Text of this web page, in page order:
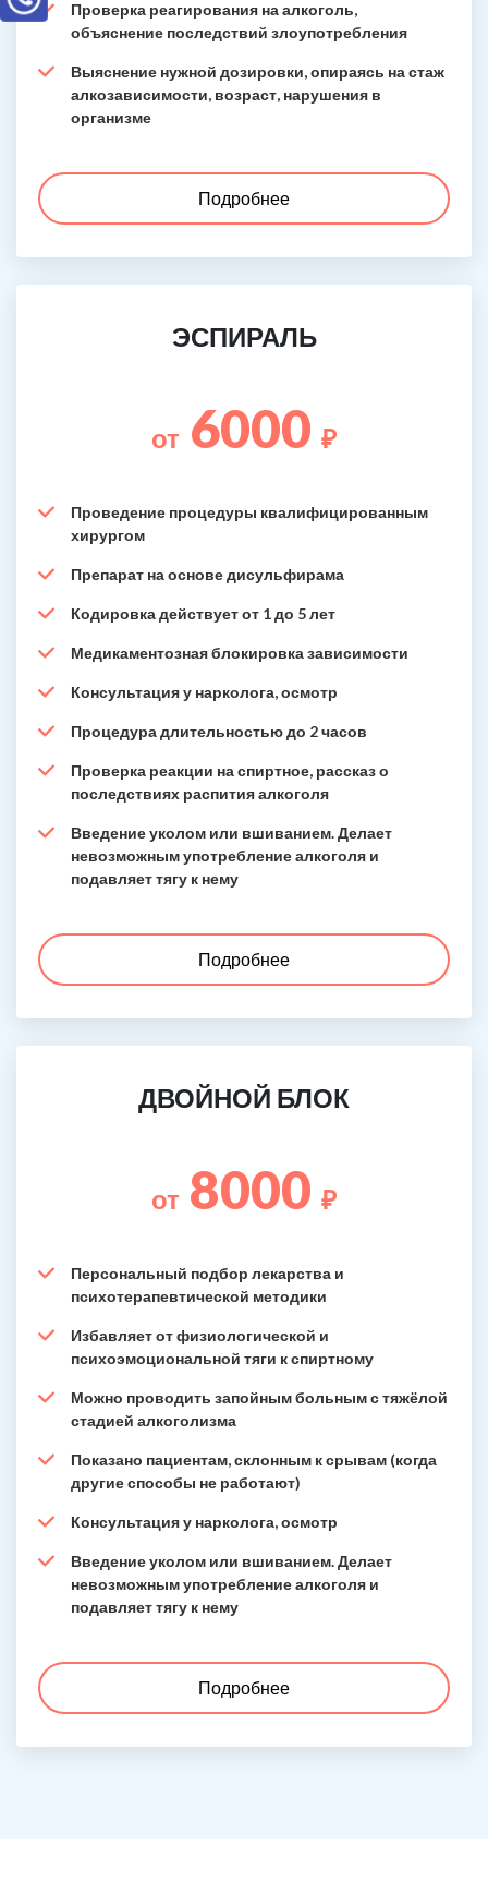
Проверка реагирования на алкоголь,
объяснение последствий злоупотребления
Выяснение нужной дозировки, опираясь на стаж
алкозависимости, возраст, нарушения в
организме
Подробнее
ЭСПИРАЛЬ
от 6000 ₽
Проведение процедуры квалифицированным
хирургом
Препарат на основе дисульфирама
Кодировка действует от 1 до 5 лет
Медикаментозная блокировка зависимости
Консультация у нарколога, осмотр
Процедура длительностью до 2 часов
Проверка реакции на спиртное, рассказ о
последствиях распития алкоголя
Введение уколом или вшиванием. Делает
невозможным употребление алкоголя и
подавляет тягу к нему
Подробнее
ДВОЙНОЙ БЛОК
от 8000 ₽
Персональный подбор лекарства и
психотерапевтической методики
Избавляет от физиологической и
психоэмоциональной тяги к спиртному
Можно проводить запойным больным с тяжёлой
стадией алкоголизма
Показано пациентам, склонным к срывам (когда
другие способы не работают)
Консультация у нарколога, осмотр
Введение уколом или вшиванием. Делает
невозможным употребление алкоголя и
подавляет тягу к нему
Подробнее